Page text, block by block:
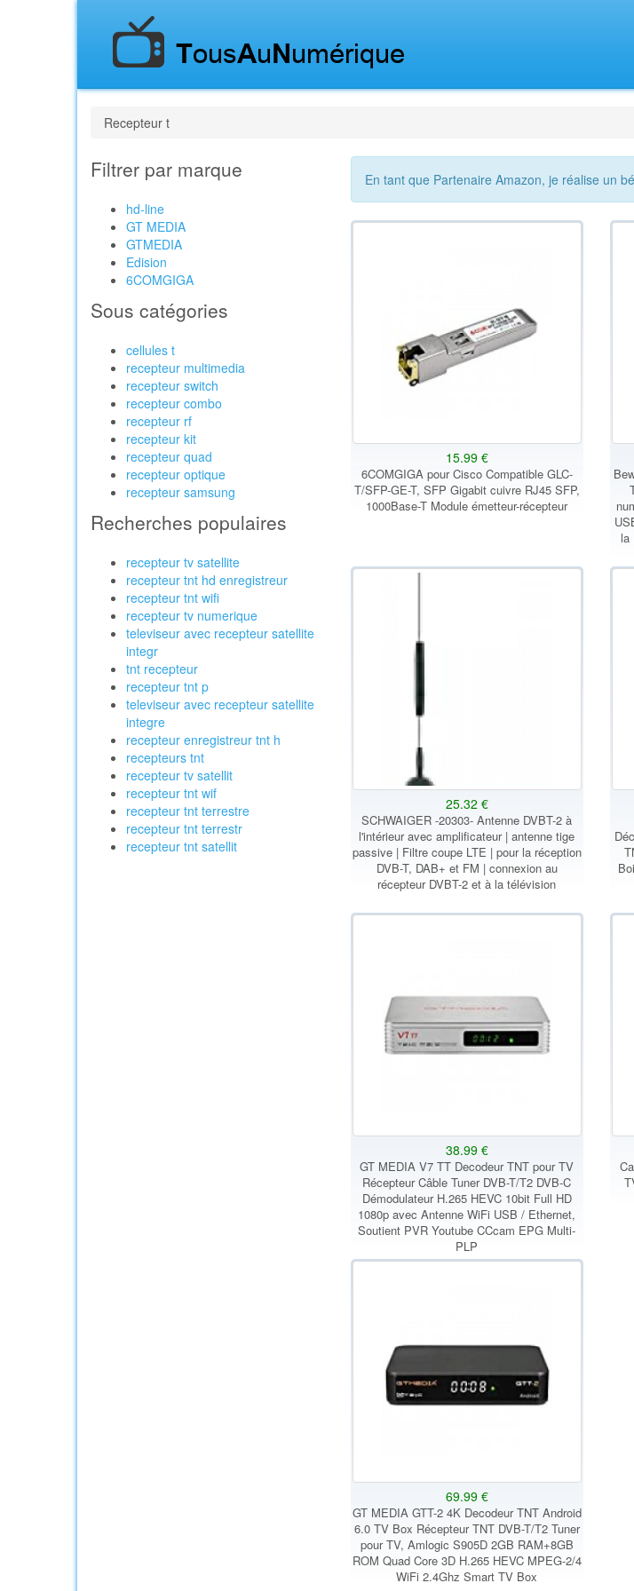
Recepteur t
Filtrer par marque
hd-line
GT MEDIA
GTMEDIA
Edision
6COMGIGA
Sous catégories
cellules t
recepteur multimedia
recepteur switch
recepteur combo
recepteur rf
recepteur kit
recepteur quad
recepteur optique
recepteur samsung
Recherches populaires
recepteur tv satellite
recepteur tnt hd enregistreur
recepteur tnt wifi
recepteur tv numerique
televiseur avec recepteur satellite
integr
tnt recepteur
recepteur tnt p
televiseur avec recepteur satellite
integre
recepteur enregistreur tnt h
recepteurs tnt
recepteur tv satellit
recepteur tnt wif
recepteur tnt terrestre
recepteur tnt terrestr
recepteur tnt satellit
En tant que Partenaire Amazon, je réalise un
15.99 €
6COMGIGA pour Cisco Compatible GLC-
T/SFP-GE-T, SFP Gigabit cuivre RJ45 SFP,
1000Base-T Module émetteur-récepteur
la
25.32 €
SCHWAIGER -20303- Antenne DVBT-2 à
l'intérieur avec amplificateur | antenne tige
passive | Filtre coupe LTE | pour la réception
DVB-T, DAB+ et FM | connexion au
récepteur DVBT-2 et à la télévision
38.99 €
GT MEDIA V7 TT Decodeur TNT pour TV
Récepteur Câble Tuner DVB-T/T2 DVB-C
Démodulateur H.265 HEVC 10bit Full HD
1080p avec Antenne WiFi USB / Ethernet,
Soutient PVR Youtube CCcam EPG Multi-
PLP
69.99 €
GT MEDIA GTT-2 4K Decodeur TNT Android
6.0 TV Box Récepteur TNT DVB-T/T2 Tuner
pour TV, Amlogic S905D 2GB RAM+8GB
ROM Quad Core 3D H.265 HEVC MPEG-2/4
WiFi 2.4Ghz Smart TV Box